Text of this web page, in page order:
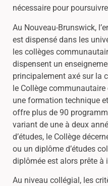
nécessaire pour
Au Nouveau-Brunswick,
est dispensé dans les
les collèges
dispensent un
principalement axé sur la
le Collège
une formation technique
offre plus de 90
variant de une à deux
d’études, le Collège
ou un diplôme d’études
diplômée est alors prête à
Au niveau collégial, les